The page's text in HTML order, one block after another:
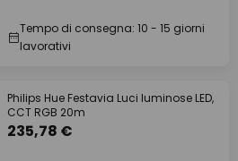
Tempo di consegna: 10 - 15 giorni
lavorativi
Philips Hue Festavia Luci luminose LED,
CCT RGB 20m
235,78 €